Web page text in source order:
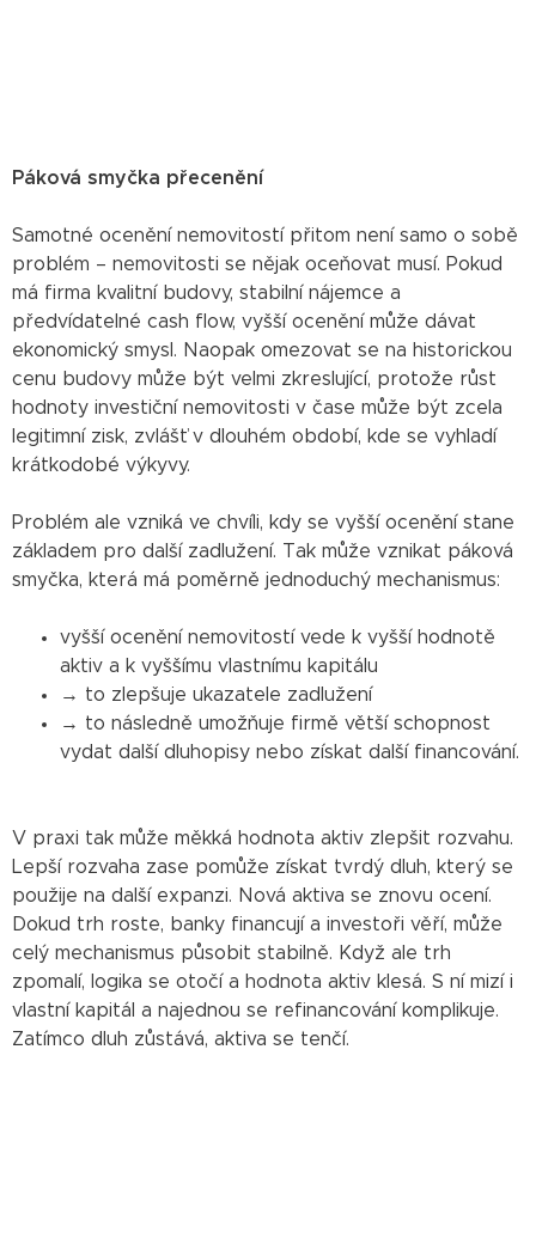
Páková smyčka přecenění
Samotné ocenění nemovitostí přitom není samo o sobě
problém – nemovitosti se nějak oceňovat musí. Pokud
má firma kvalitní budovy, stabilní nájemce a
předvídatelné cash flow, vyšší ocenění může dávat
ekonomický smysl. Naopak omezovat se na historickou
cenu budovy může být velmi zkreslující, protože růst
hodnoty investiční nemovitosti v čase může být zcela
legitimní zisk, zvlášť v dlouhém období, kde se vyhladí
krátkodobé výkyvy.
Problém ale vzniká ve chvíli, kdy se vyšší ocenění stane
základem pro další zadlužení. Tak může vznikat páková
smyčka, která má poměrně jednoduchý mechanismus:
vyšší ocenění nemovitostí vede k vyšší hodnotě
aktiv a k vyššímu vlastnímu kapitálu
→ to zlepšuje ukazatele zadlužení
→ to následně umožňuje firmě větší schopnost
vydat další dluhopisy nebo získat další financování.
V praxi tak může měkká hodnota aktiv zlepšit rozvahu.
Lepší rozvaha zase pomůže získat tvrdý dluh, který se
použije na další expanzi. Nová aktiva se znovu ocení.
Dokud trh roste, banky financují a investoři věří, může
celý mechanismus působit stabilně. Když ale trh
zpomalí, logika se otočí a hodnota aktiv klesá. S ní mizí i
vlastní kapitál a najednou se refinancování komplikuje.
Zatímco dluh zůstává, aktiva se tenčí.